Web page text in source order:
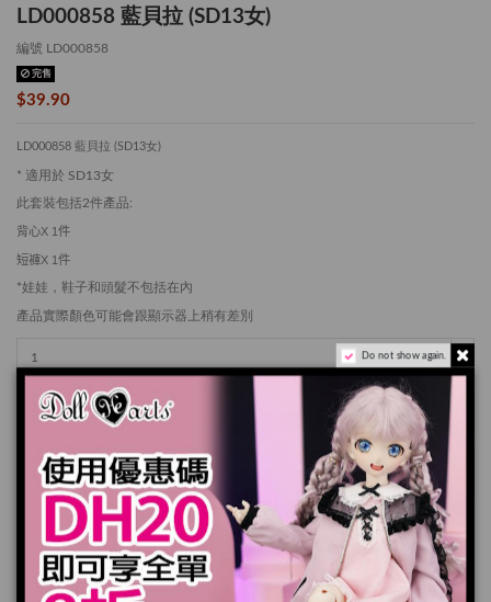
LD000858 藍貝拉 (SD13女)
編號 LD000858
完售
$39.90
LD000858 藍貝拉 (SD13女)
* 適用於 SD13女
此套裝包括2件產品:
背心X 1件
短褲X 1件
*娃娃，鞋子和頭髮不包括在內
產品實際顏色可能會跟顯示器上稍有差別
加入購物車
Do not show again.